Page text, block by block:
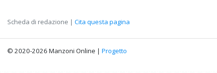
Scheda di redazione | Cita questa pagina
© 2020-2026 Manzoni Online | Progetto